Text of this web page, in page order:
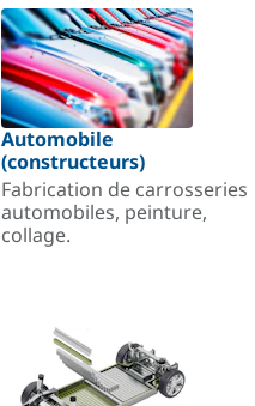
Automobile
(constructeurs)
Fabrication de carrosseries
automobiles, peinture,
collage.